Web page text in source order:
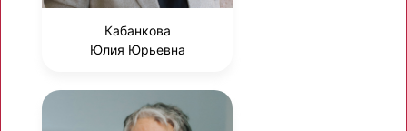
Кабанкова
Юлия Юрьевна